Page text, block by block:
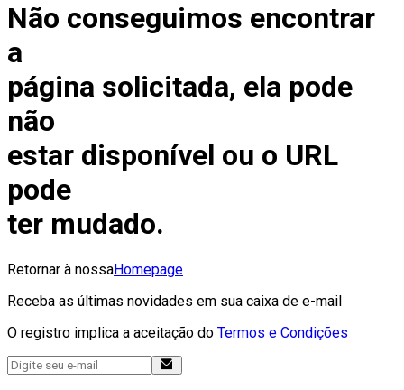
Não conseguimos encontrar
a
página solicitada, ela pode
não
estar disponível ou o URL
pode
ter mudado.
Retornar à nossaHomepage
Receba as últimas novidades em sua caixa de e-mail
O registro implica a aceitação do Termos e Condições